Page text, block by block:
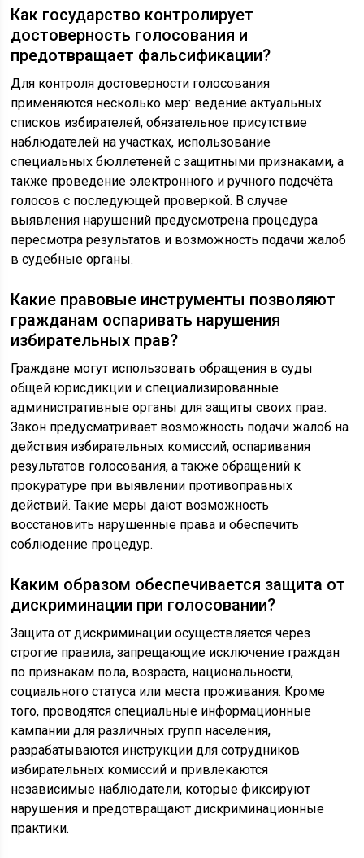
Как государство контролирует
достоверность голосования и
предотвращает фальсификации?
Для контроля достоверности голосования
применяются несколько мер: ведение актуальных
списков избирателей, обязательное присутствие
наблюдателей на участках, использование
специальных бюллетеней с защитными признаками, а
также проведение электронного и ручного подсчёта
голосов с последующей проверкой. В случае
выявления нарушений предусмотрена процедура
пересмотра результатов и возможность подачи жалоб
в судебные органы.
Какие правовые инструменты позволяют
гражданам оспаривать нарушения
избирательных прав?
Граждане могут использовать обращения в суды
общей юрисдикции и специализированные
административные органы для защиты своих прав.
Закон предусматривает возможность подачи жалоб на
действия избирательных комиссий, оспаривания
результатов голосования, а также обращений к
прокуратуре при выявлении противоправных
действий. Такие меры дают возможность
восстановить нарушенные права и обеспечить
соблюдение процедур.
Каким образом обеспечивается защита от
дискриминации при голосовании?
Защита от дискриминации осуществляется через
строгие правила, запрещающие исключение граждан
по признакам пола, возраста, национальности,
социального статуса или места проживания. Кроме
того, проводятся специальные информационные
кампании для различных групп населения,
разрабатываются инструкции для сотрудников
избирательных комиссий и привлекаются
независимые наблюдатели, которые фиксируют
нарушения и предотвращают дискриминационные
практики.